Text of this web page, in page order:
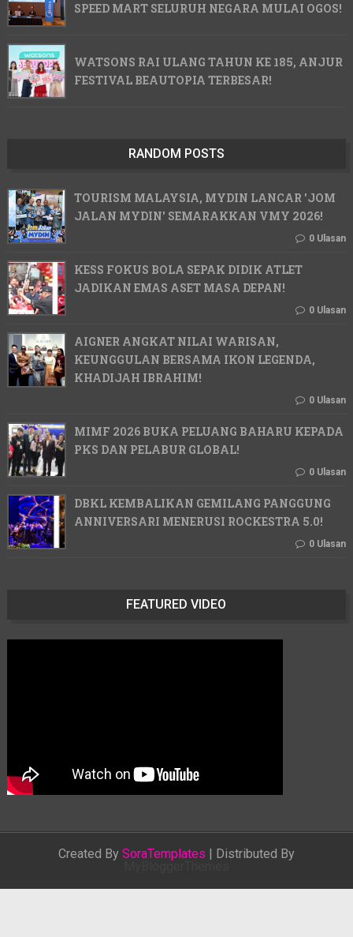
SPEED MART SELURUH NEGARA MULAI OGOS!
WATSONS RAI ULANG TAHUN KE 185, ANJUR
FESTIVAL BEAUTOPIA TERBESAR!
RANDOM POSTS
TOURISM MALAYSIA, MYDIN LANCAR 'JOM
JALAN MYDIN' SEMARAKKAN VMY 2026!
0 Ulasan
KESS FOKUS BOLA SEPAK DIDIK ATLET
JADIKAN EMAS ASET MASA DEPAN!
0 Ulasan
AIGNER ANGKAT NILAI WARISAN,
KEUNGGULAN BERSAMA IKON LEGENDA,
KHADIJAH IBRAHIM!
0 Ulasan
MIMF 2026 BUKA PELUANG BAHARU KEPADA
PKS DAN PELABUR GLOBAL!
0 Ulasan
DBKL KEMBALIKAN GEMILANG PANGGUNG
ANNIVERSARI MENERUSI ROCKESTRA 5.0!
0 Ulasan
FEATURED VIDEO
Created By SoraTemplates | Distributed By